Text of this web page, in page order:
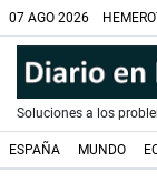
07 AGO 2026
Soluciones a los
ESPAÑA MUNDO